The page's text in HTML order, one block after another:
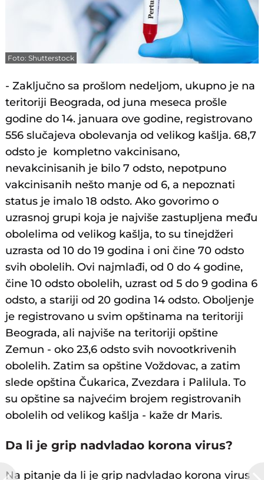
Foto: Shutterstock
- Zaključno sa prošlom nedeljom, ukupno je na
teritoriji Beograda, od juna meseca prošle
godine do 14. januara ove godine, registrovano
556 slučajeva obolevanja od velikog kašlja. 68,7
odsto je kompletno vakcinisano,
nevakcinisanih je bilo 7 odsto, nepotpuno
vakcinisanih nešto manje od 6, a nepoznati
status je imalo 18 odsto. Ako govorimo o
uzrasnoj grupi koja je najviše zastupljena među
obolelima od velikog kašlja, to su tinejdžeri
uzrasta od 10 do 19 godina i oni čine 70 odsto
svih obolelih. Ovi najmlađi, od 0 do 4 godine,
čine 10 odsto obolelih, uzrast od 5 do 9 godina 6
odsto, a stariji od 20 godina 14 odsto. Oboljenje
je registrovano u svim opštinama na teritoriji
Beograda, ali najviše na teritoriji opštine
Zemun - oko 23,6 odsto svih novootkrivenih
obolelih. Zatim sa opštine Voždovac, a zatim
slede opština Čukarica, Zvezdara i Palilula. To
su opštine sa najvećim brojem registrovanih
obolelih od velikog kašlja - kaže dr Maris.
Da li je grip nadvladao korona virus?
Na pitanje da li je grip nadvladao korona virus